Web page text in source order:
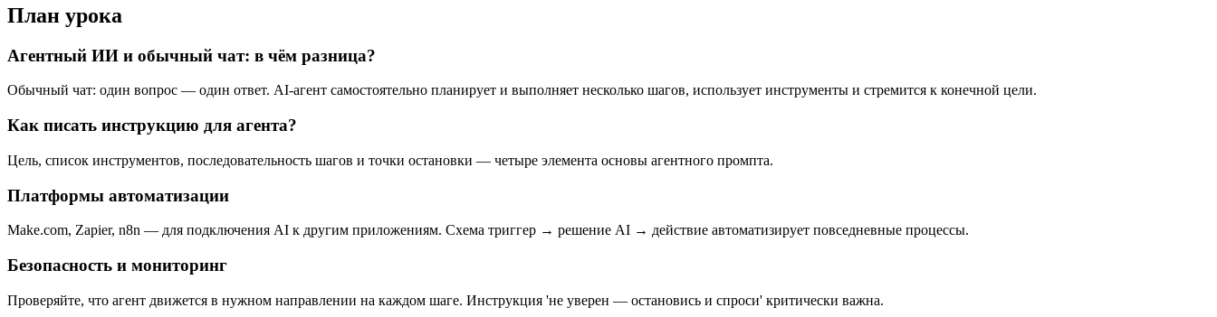
План урока
Агентный ИИ и обычный чат: в чём разница?
Обычный чат: один вопрос — один ответ. AI-агент самостоятельно планирует и выполняет несколько шагов, использует инструменты и стремится к конечной цели.
Как писать инструкцию для агента?
Цель, список инструментов, последовательность шагов и точки остановки — четыре элемента основы агентного промпта.
Платформы автоматизации
Make.com, Zapier, n8n — для подключения AI к другим приложениям. Схема триггер → решение AI → действие автоматизирует повседневные процессы.
Безопасность и мониторинг
Проверяйте, что агент движется в нужном направлении на каждом шаге. Инструкция 'не уверен — остановись и спроси' критически важна.